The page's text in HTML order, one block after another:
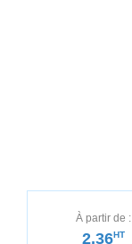
À partir de :
2,36HT